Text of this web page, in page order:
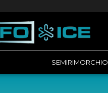
SEMIRIMORCHIO